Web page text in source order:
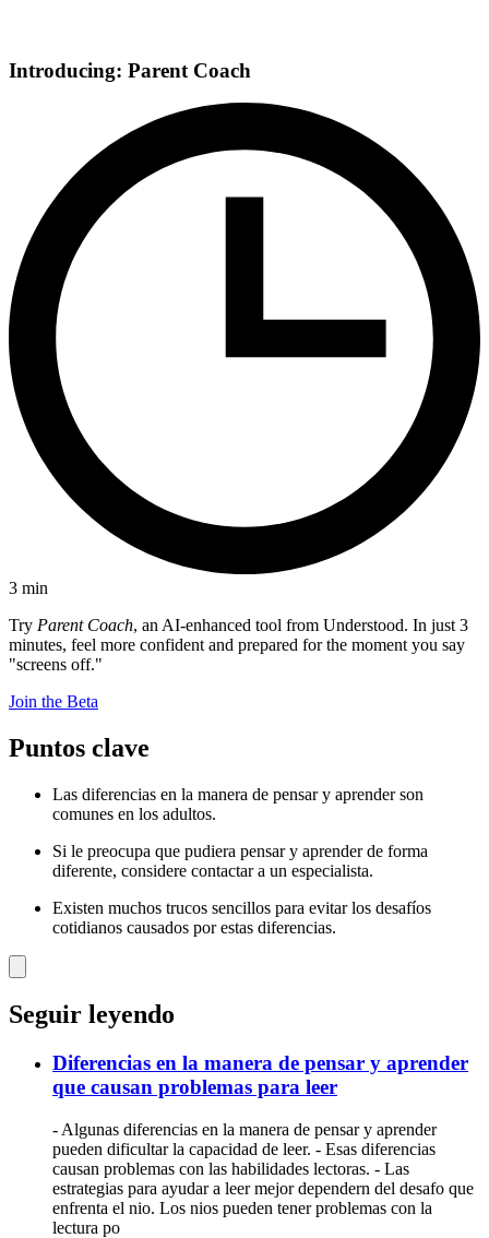
Introducing: Parent Coach
3 min
Try Parent Coach, an AI-enhanced tool from Understood. In just 3
minutes, feel more confident and prepared for the moment you say
"screens off."
Join the Beta
Puntos clave
Las diferencias en la manera de pensar y aprender son
comunes en los adultos.
Si le preocupa que pudiera pensar y aprender de forma
diferente, considere contactar a un especialista.
Existen muchos trucos sencillos para evitar los desafíos
cotidianos causados por estas diferencias.
Seguir leyendo
Diferencias en la manera de pensar y aprender
que causan problemas para leer
- Algunas diferencias en la manera de pensar y aprender
pueden dificultar la capacidad de leer. - Esas diferencias
causan problemas con las habilidades lectoras. - Las
estrategias para ayudar a leer mejor dependern del desafo que
enfrenta el nio. Los nios pueden tener problemas con la
lectura po